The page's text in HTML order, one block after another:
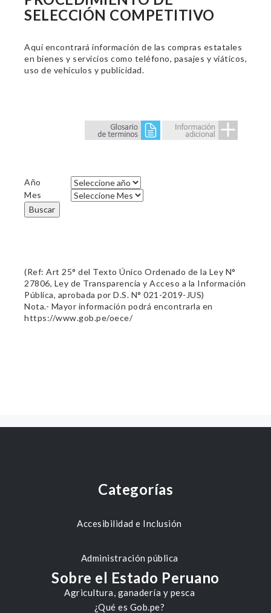
SELECCIÓN COMPETITIVO
Aquí encontrará información de las compras estatales
en bienes y servicios como teléfono, pasajes y viáticos,
uso de vehículos y publicidad.
Año
Mes
Buscar
(Ref: Art 25° del Texto Único Ordenado de la Ley N°
27806, Ley de Transparencia y Acceso a la Información
Pública, aprobada por D.S. N° 021-2019-JUS)
Nota.- Mayor información podrá encontrarla en
https://www.gob.pe/oece/
Categorías
Accesibilidad e Inclusión
Administración pública
Agricultura, ganadería y pesca
Sobre el Estado Peruano
¿Qué es Gob.pe?